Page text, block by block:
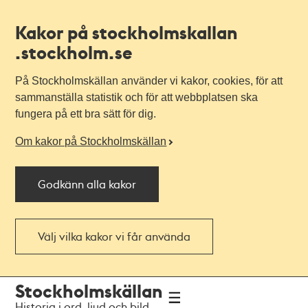
Kakor på stockholmskallan
.stockholm.se
På Stockholmskällan använder vi kakor, cookies, för att
sammanställa statistik och för att webbplatsen ska
fungera på ett bra sätt för dig.
Om kakor på Stockholmskällan
Godkänn alla kakor
Välj vilka kakor vi får använda
navigationen
huvudinnehållet
Stockholmskällan